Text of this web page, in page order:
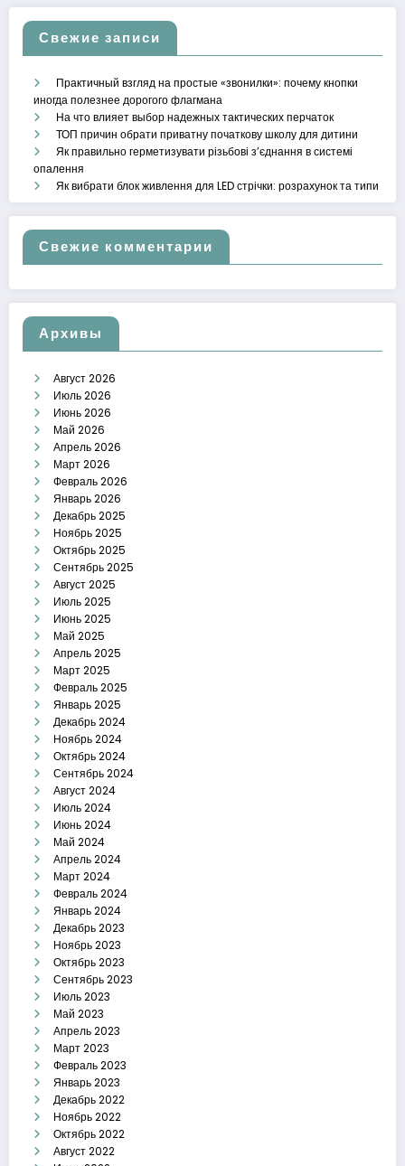
Свежие записи
Практичный взгляд на простые «звонилки»: почему кнопки
иногда полезнее дорогого флагмана
На что влияет выбор надежных тактических перчаток
ТОП причин обрати приватну початкову школу для дитини
Як правильно герметизувати різьбові з’єднання в системі
опалення
Як вибрати блок живлення для LED стрічки: розрахунок та типи
Свежие комментарии
Архивы
Август 2026
Июль 2026
Июнь 2026
Май 2026
Апрель 2026
Март 2026
Февраль 2026
Январь 2026
Декабрь 2025
Ноябрь 2025
Октябрь 2025
Сентябрь 2025
Август 2025
Июль 2025
Июнь 2025
Май 2025
Апрель 2025
Март 2025
Февраль 2025
Январь 2025
Декабрь 2024
Ноябрь 2024
Октябрь 2024
Сентябрь 2024
Август 2024
Июль 2024
Июнь 2024
Май 2024
Апрель 2024
Март 2024
Февраль 2024
Январь 2024
Декабрь 2023
Ноябрь 2023
Октябрь 2023
Сентябрь 2023
Июль 2023
Май 2023
Апрель 2023
Март 2023
Февраль 2023
Январь 2023
Декабрь 2022
Ноябрь 2022
Октябрь 2022
Август 2022